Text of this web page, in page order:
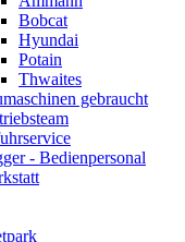
Bobcat
Hyundai
Potain
Thwaites
gebraucht
- Bedienpersonal